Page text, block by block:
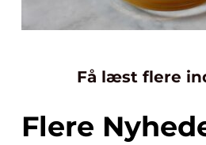
Få læst flere
Flere